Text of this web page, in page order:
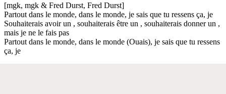
[mgk, mgk & Fred Durst, Fred Durst]
Partout dans le monde, dans le monde, je sais que tu ressens ça, je
Souhaiterais avoir un , souhaiterais être un , souhaiterais donner un ,
mais je ne le fais pas
Partout dans le monde, dans le monde (Ouais), je sais que tu ressens
ça, je